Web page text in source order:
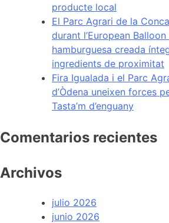
producte local
El Parc Agrari de la
durant l’European
hamburguesa creada
ingredients de proximitat
Fira Igualada i el Parc
d’Òdena uneixen forces
Tasta’m d’enguany
Comentarios recientes
Archivos
julio 2026
junio 2026